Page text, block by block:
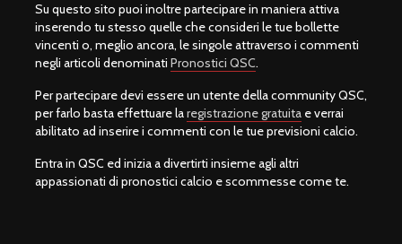
Su questo sito puoi inoltre partecipare in maniera attiva
inserendo tu stesso quelle che consideri le tue bollette
vincenti o, meglio ancora, le singole attraverso i commenti
negli articoli denominati Pronostici QSC.
Per partecipare devi essere un utente della community QSC,
per farlo basta effettuare laregistrazione gratuita e verrai
abilitato ad inserire i commenti con le tue previsioni calcio.
Entra in QSC ed inizia a divertirti insieme agli altri
appassionati di pronostici calcio e scommesse come te.